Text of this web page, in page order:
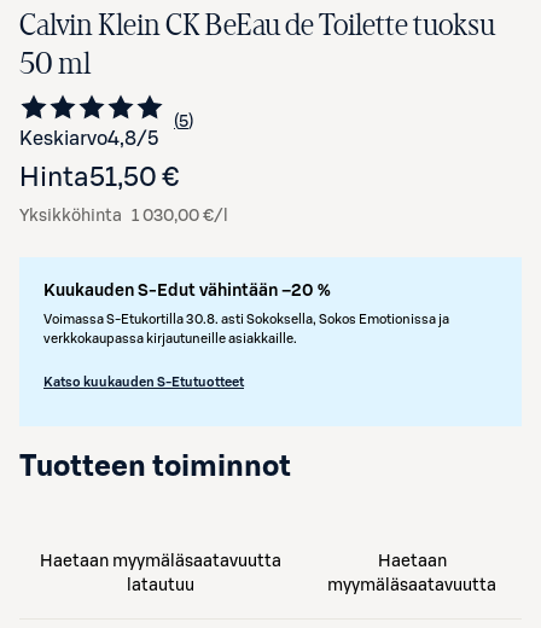
Calvin Klein CK BeEau de Toilette tuoksu
50 ml
Keskiarvo4,8/5 Siirry arvioihin
5
kappaletta
Hinta51,50 €
Yksikköhinta 1 030,00 €/l
Kuukauden S-Edut vähintään –20 %
Voimassa S-Etukortilla 30.8. asti Sokoksella, Sokos Emotionissa ja
verkkokaupassa kirjautuneille asiakkaille.
Katso kuukauden S-Etutuotteet
Tuotteen toiminnot
Haetaan myymäläsaatavuutta
latautuu
Haetaan
myymäläsaatavuutta